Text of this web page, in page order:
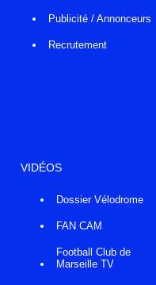
Publicité / Annonceurs
Recrutement
VIDÉOS
Dossier Vélodrome
FAN CAM
Football Club de
Marseille TV